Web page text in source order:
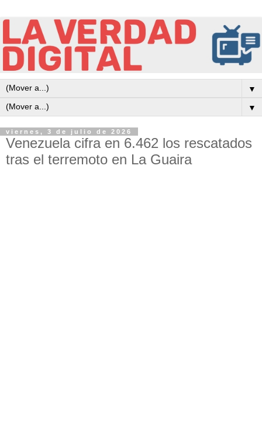
▼
▼
viernes, 3 de julio de 2026
Venezuela cifra en 6.462 los rescatados
tras el terremoto en La Guaira